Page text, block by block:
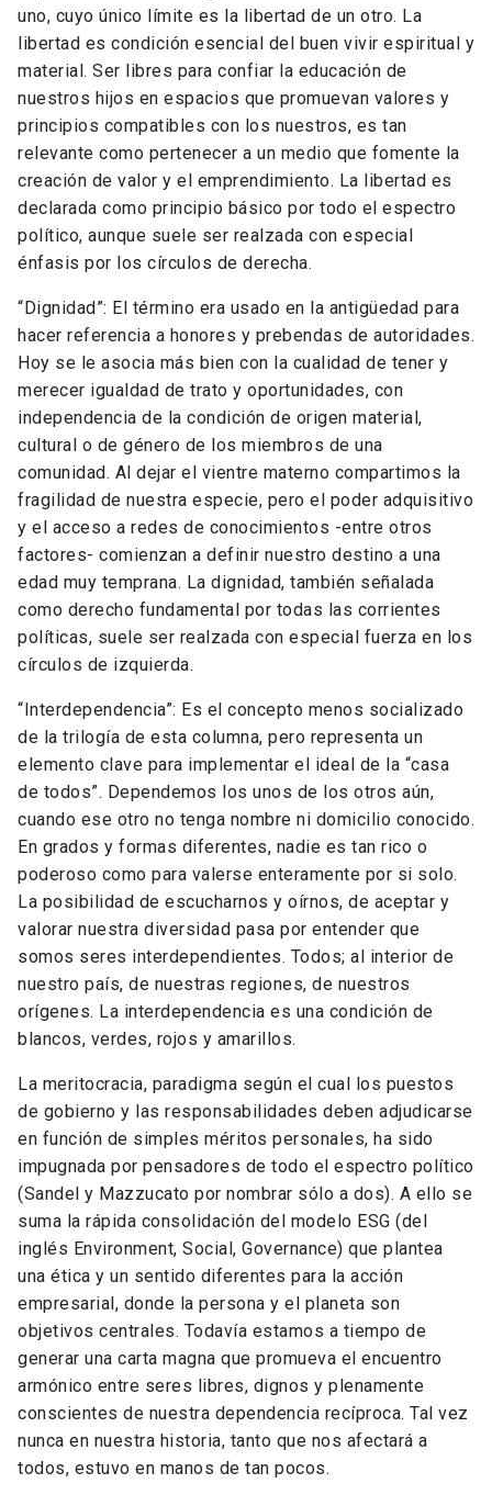
uno, cuyo único límite es la libertad de un otro. La
libertad es condición esencial del buen vivir espiritual y
material. Ser libres para confiar la educación de
nuestros hijos en espacios que promuevan valores y
principios compatibles con los nuestros, es tan
relevante como pertenecer a un medio que fomente la
creación de valor y el emprendimiento. La libertad es
declarada como principio básico por todo el espectro
político, aunque suele ser realzada con especial
énfasis por los círculos de derecha.
“Dignidad”: El término era usado en la antigüedad para
hacer referencia a honores y prebendas de autoridades.
Hoy se le asocia más bien con la cualidad de tener y
merecer igualdad de trato y oportunidades, con
independencia de la condición de origen material,
cultural o de género de los miembros de una
comunidad. Al dejar el vientre materno compartimos la
fragilidad de nuestra especie, pero el poder adquisitivo
y el acceso a redes de conocimientos -entre otros
factores- comienzan a definir nuestro destino a una
edad muy temprana. La dignidad, también señalada
como derecho fundamental por todas las corrientes
políticas, suele ser realzada con especial fuerza en los
círculos de izquierda.
“Interdependencia”: Es el concepto menos socializado
de la trilogía de esta columna, pero representa un
elemento clave para implementar el ideal de la “casa
de todos”. Dependemos los unos de los otros aún,
cuando ese otro no tenga nombre ni domicilio conocido.
En grados y formas diferentes, nadie es tan rico o
poderoso como para valerse enteramente por si solo.
La posibilidad de escucharnos y oírnos, de aceptar y
valorar nuestra diversidad pasa por entender que
somos seres interdependientes. Todos; al interior de
nuestro país, de nuestras regiones, de nuestros
orígenes. La interdependencia es una condición de
blancos, verdes, rojos y amarillos.
La meritocracia, paradigma según el cual los puestos
de gobierno y las responsabilidades deben adjudicarse
en función de simples méritos personales, ha sido
impugnada por pensadores de todo el espectro político
(Sandel y Mazzucato por nombrar sólo a dos). A ello se
suma la rápida consolidación del modelo ESG (del
inglés Environment, Social, Governance) que plantea
una ética y un sentido diferentes para la acción
empresarial, donde la persona y el planeta son
objetivos centrales. Todavía estamos a tiempo de
generar una carta magna que promueva el encuentro
armónico entre seres libres, dignos y plenamente
conscientes de nuestra dependencia recíproca. Tal vez
nunca en nuestra historia, tanto que nos afectará a
todos, estuvo en manos de tan pocos.